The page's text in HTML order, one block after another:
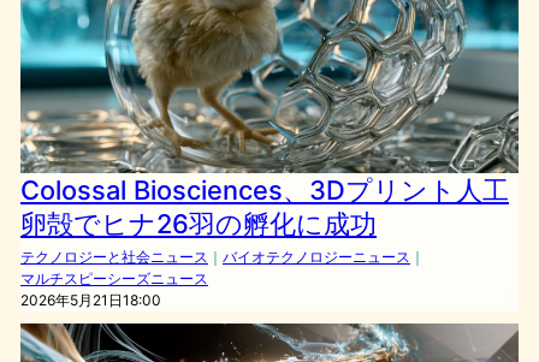
Colossal Biosciences、3Dプリント人工
卵殻でヒナ26羽の孵化に成功
テクノロジーと社会ニュース ｜ バイオテクノロジーニュース ｜
マルチスピーシーズニュース
2026年5月21日18:00